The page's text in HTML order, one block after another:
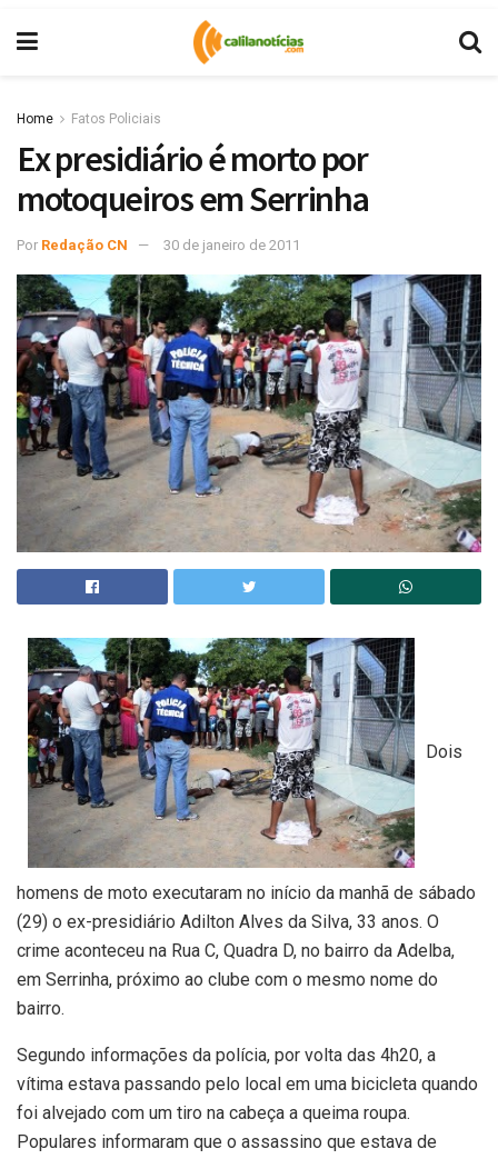
Home Fatos Policiais
Ex presidiário é morto por
motoqueiros em Serrinha
Por Redação CN 30 de janeiro de 2011
Dois
homens de moto executaram no início da manhã de sábado
(29) o ex-presidiário Adilton Alves da Silva, 33 anos. O
crime aconteceu na Rua C, Quadra D, no bairro da Adelba,
em Serrinha, próximo ao clube com o mesmo nome do
bairro.
Segundo informações da polícia, por volta das 4h20, a
vítima estava passando pelo local em uma bicicleta quando
foi alvejado com um tiro na cabeça a queima roupa.
Populares informaram que o assassino que estava de